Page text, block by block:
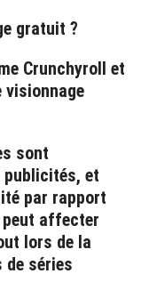
gratuit ?
Crunchyroll et
sont
publicités, et
par rapport
peut affecter
lors de la
de séries